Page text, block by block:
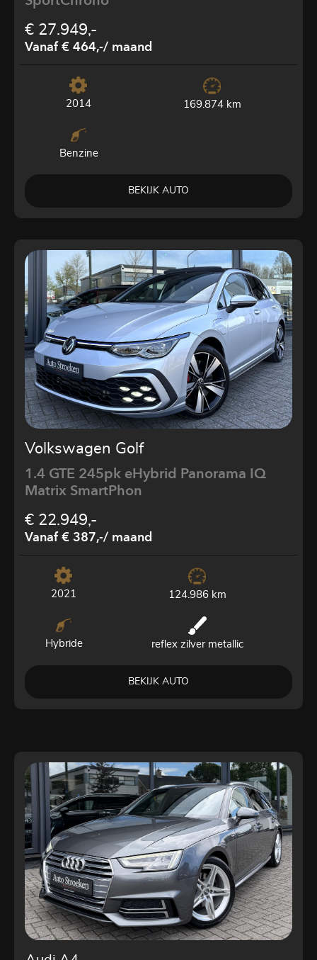
€ 27.949,-
Vanaf € 464,-/ maand
2014 169.874 km
Benzine
BEKIJK AUTO
Volkswagen Golf
1.4 GTE 245pk eHybrid Panorama IQ
Matrix SmartPhon
€ 22.949,-
Vanaf € 387,-/ maand
2021 124.986 km
Hybride reflex zilver metallic
BEKIJK AUTO